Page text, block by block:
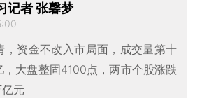
记者 张馨梦
，资金不改入市局面，成交量第十
大盘整固4100点，两市个股涨跌
元